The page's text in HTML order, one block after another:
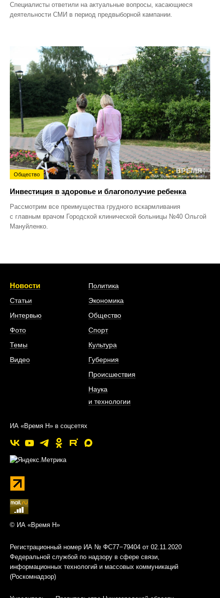
Специалисты ответили на актуальные вопросы, касающиеся
деятельности СМИ в период предвыборной кампании.
Общество
Инвестиция в здоровье и благополучие ребенка
Рассмотрим все преимущества грудного вскармливания
с главным врачом Городской клинической больницы №40 Ольгой
Мануйленко.
Новости
Статьи
Интервью
Фото
Темы
Видео
Политика
Экономика
Общество
Спорт
Культура
Губерния
Происшествия
Наука
и технологии
ИА «Время Н» в соцсетях
© ИА «Время Н»
Регистрационный номер ИА № ФС77−79404 от 02.11.2020
Федеральной службой по надзору в сфере связи,
информационных технологий и массовых коммуникаций
(Роскомнадзор)